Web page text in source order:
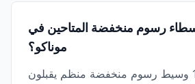
رسوم منخفضة المتاحين في
موناكو؟
يوجد حاليًا 1 وسيط رسوم منخفضة منظم يقبلون